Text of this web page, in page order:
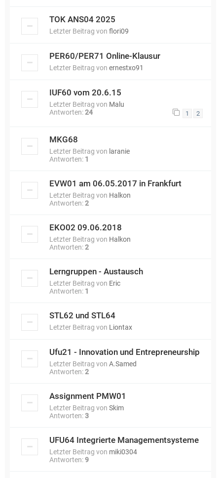
TOK ANS04 2025
Letzter Beitrag von flori09
PER60/PER71 Online-Klausur
Letzter Beitrag von ernestxo91
IUF60 vom 20.6.15
Letzter Beitrag von Malu
Antworten:24 1 2
MKG68
Letzter Beitrag von laranie
Antworten: 1
EVW01 am 06.05.2017 in Frankfurt
Letzter Beitrag von Halkon
Antworten:2
EKO02 09.06.2018
Letzter Beitrag von Halkon
Antworten:2
Lerngruppen - Austausch
Letzter Beitrag von Eric
Antworten: 1
STL62 und STL64
Letzter Beitrag von Liontax
Ufu21 - Innovation und Entrepreneurship
Letzter Beitrag von A.Samed
Antworten:2
Assignment PMW01
Letzter Beitrag von Skim
Antworten:3
UFU64 Integrierte Managementsysteme
Letzter Beitrag von miki0304
Antworten:9